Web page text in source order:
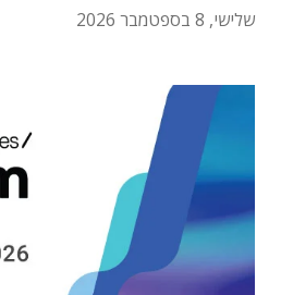
שלישי, 8 בספטמבר 2026